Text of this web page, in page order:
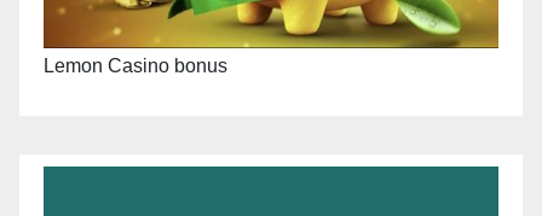
Lemon Casino bonus